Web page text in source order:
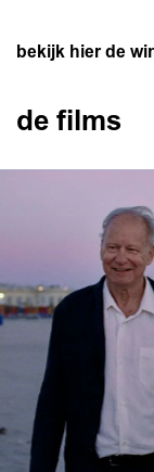
bekijk hier de
de films